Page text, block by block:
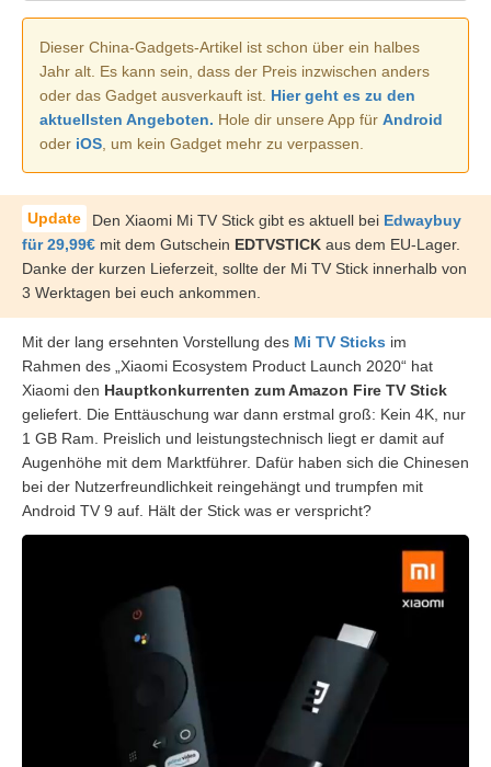
Dieser China-Gadgets-Artikel ist schon über ein halbes
Jahr alt. Es kann sein, dass der Preis inzwischen anders
oder das Gadget ausverkauft ist. Hier geht es zu den
aktuellsten Angeboten. Hole dir unsere App für Android
oder iOS, um kein Gadget mehr zu verpassen.
Den Xiaomi Mi TV Stick gibt es aktuell bei Edwaybuy
für 29,99€ mit dem Gutschein EDTVSTICK aus dem EU-Lager.
Danke der kurzen Lieferzeit, sollte der Mi TV Stick innerhalb von
3 Werktagen bei euch ankommen.
Mit der lang ersehnten Vorstellung des Mi TV Sticks im
Rahmen des „Xiaomi Ecosystem Product Launch 2020“ hat
Xiaomi den Hauptkonkurrenten zum Amazon Fire TV Stick
geliefert. Die Enttäuschung war dann erstmal groß: Kein 4K, nur
1 GB Ram. Preislich und leistungstechnisch liegt er damit auf
Augenhöhe mit dem Marktführer. Dafür haben sich die Chinesen
bei der Nutzerfreundlichkeit reingehängt und trumpfen mit
Android TV 9 auf. Hält der Stick was er verspricht?